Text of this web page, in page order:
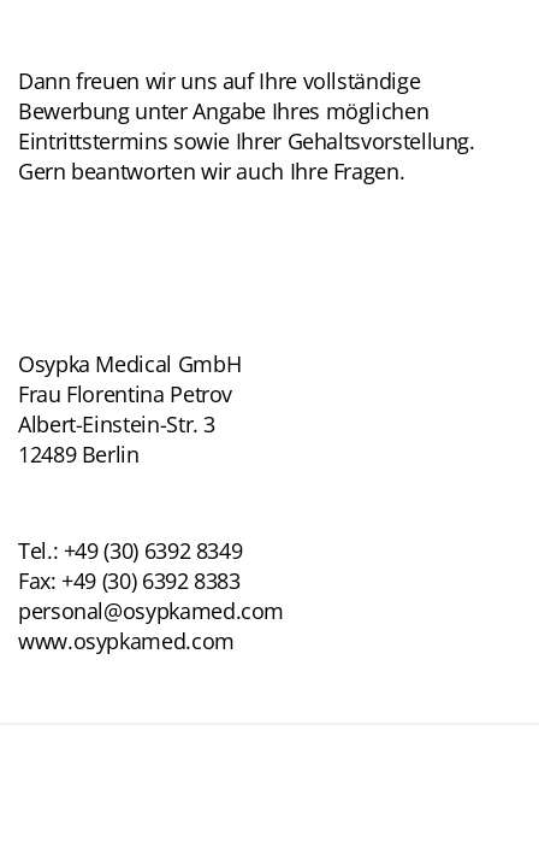
Dann freuen wir uns auf Ihre vollständige
Bewerbung unter Angabe Ihres möglichen
Eintrittstermins sowie Ihrer Gehaltsvorstellung.
Gern beantworten wir auch Ihre Fragen.
Osypka Medical GmbH
Frau Florentina Petrov
Albert-Einstein-Str. 3
12489 Berlin
Tel.: +49 (30) 6392 8349
Fax: +49 (30) 6392 8383
personal@osypkamed.com
www.osypkamed.com